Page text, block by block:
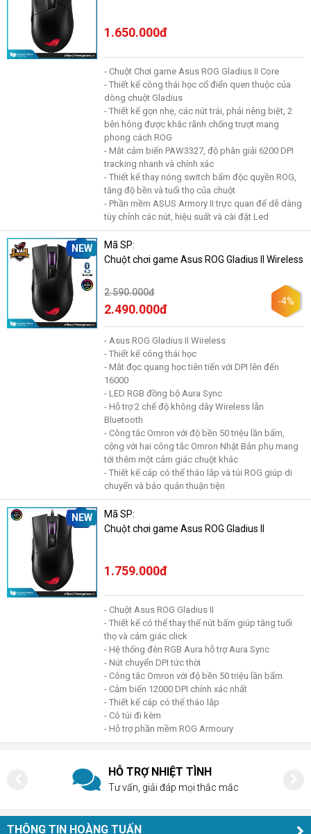
1.650.000đ
- Chuột Chơi game Asus ROG Gladius II Core
- Thiết kế công thái học cổ điển quen thuộc của
dòng chuột Gladius
- Thiết kế gọn nhẹ, các nút trái, phải riêng biệt, 2
bên hông được khắc rãnh chống trượt mang
phong cách ROG
- Mắt cảm biến PAW3327, độ phân giải 6200 DPI
tracking nhanh và chính xác
- Thiết kế thay nóng switch bấm độc quyền ROG,
tăng độ bền và tuổi thọ của chuột
- Phần mềm ASUS Armory II trực quan để dễ dàng
tùy chỉnh các nút, hiệu suất và cài đặt Led
NEW
Mã SP:
Chuột chơi game Asus ROG Gladius II Wireless
2.590.000đ
2.490.000đ
-4%
- Asus ROG Gladius II Wireless
- Thiết kế công thái học
- Mắt đọc quang học tiên tiến với DPI lên đến
16000
- LED RGB đồng bộ Aura Sync
- Hỗ trợ 2 chế độ không dây Wireless lẫn
Bluetooth
- Công tắc Omron với độ bền 50 triệu lần bấm,
cộng với hai công tắc Omron Nhật Bản phụ mang
tới thêm một cảm giác chuột khác
- Thiết kế cáp có thể tháo lắp và túi ROG giúp di
chuyển và bảo quản thuận tiện
NEW
Mã SP:
Chuột chơi game Asus ROG Gladius II
1.759.000đ
- Chuột Asus ROG Gladius II
- Thiết kế có thể thay thế nút bấm giúp tăng tuổi
thọ và cảm giác click
- Hệ thống đèn RGB Aura hỗ trợ Aura Sync
- Nút chuyển DPI tức thời
- Công tắc Omron với độ bền 50 triệu lần bấm
- Cảm biến 12000 DPI chính xác nhất
- Thiết kế cáp có thể tháo lắp
- Có túi đi kèm
- Hỗ trợ phần mềm ROG Armoury
HỖ TRỢ NHIỆT TÌNH
Tư vấn, giải đáp mọi thắc mắc
THÔNG TIN HOÀNG TUẤN